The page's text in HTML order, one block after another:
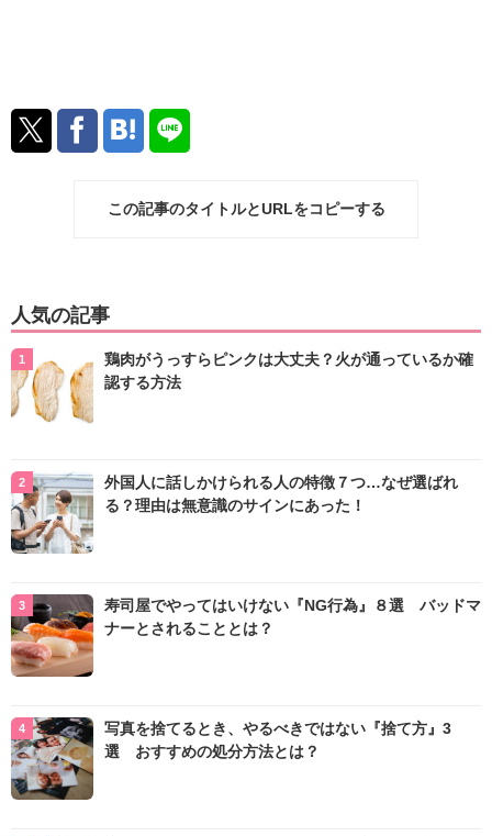
この記事のタイトルとURLをコピーする
人気の記事
鶏肉がうっすらピンクは大丈夫？火が通っているか確
認する方法
外国人に話しかけられる人の特徴７つ…なぜ選ばれ
る？理由は無意識のサインにあった！
寿司屋でやってはいけない『NG行為』８選 バッドマ
ナーとされることとは？
写真を捨てるとき、やるべきではない『捨て方』3
選 おすすめの処分方法とは？